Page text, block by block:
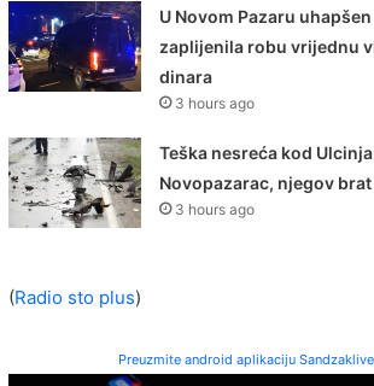
U Novom Pazaru
zaplijenila robu vrijednu
dinara
3 hours ago
Teška nesreća kod
Novopazarac, njegov
3 hours ago
(Radio sto plus)
Preuzmite android aplikaciju